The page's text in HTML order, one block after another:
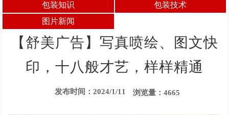
包装知识
包装技术
图片新闻
【舒美广告】写真喷绘、图文快
印，十八般才艺，样样精通
发布时间：2024/1/11 浏览量：4665